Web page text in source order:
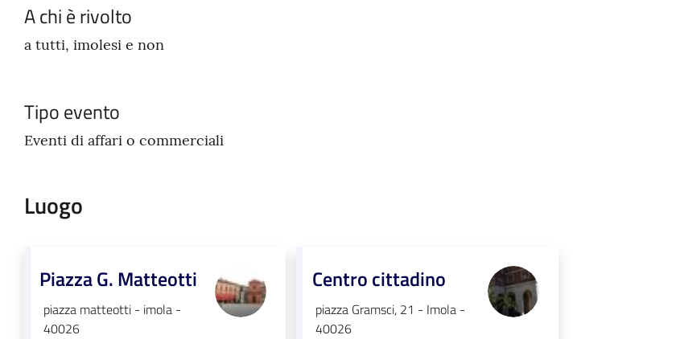
A chi è rivolto
a tutti, imolesi e non
Tipo evento
Eventi di affari o commerciali
Luogo
Piazza G. Matteotti
piazza matteotti - imola -
40026
Centro cittadino
piazza Gramsci, 21 - Imola -
40026